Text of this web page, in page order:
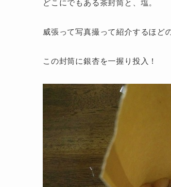
どこにでもある茶封筒と、塩。
威張って写真撮って紹介するほど
この封筒に銀杏を一握り投入！